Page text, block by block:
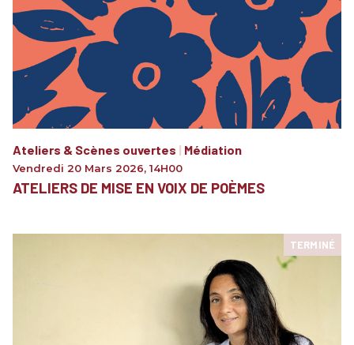
Ateliers & Scènes ouvertes | Médiation
Vendredi 20 Mars 2026, 14H00
ATELIERS DE MISE EN VOIX DE POÈMES
TERMINÉ